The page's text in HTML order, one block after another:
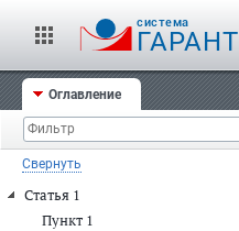
cистема
ГАРАНТ
Оглавление
Свернуть
Статья 1
Пункт 1